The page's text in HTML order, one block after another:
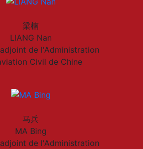
梁楠
LIANG Nan
de l'Administration
Civil de Chine
马兵
MA Bing
de l'Administration